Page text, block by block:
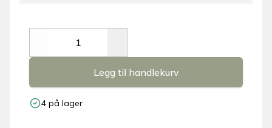
Decrease
Legg til handlekurv
4 på lager